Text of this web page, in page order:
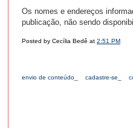
Os nomes e endereços
publicação, não sendo
Posted by Cecília Bedê at 2:51 PM
envio de conteúdo_ cadastre-se_